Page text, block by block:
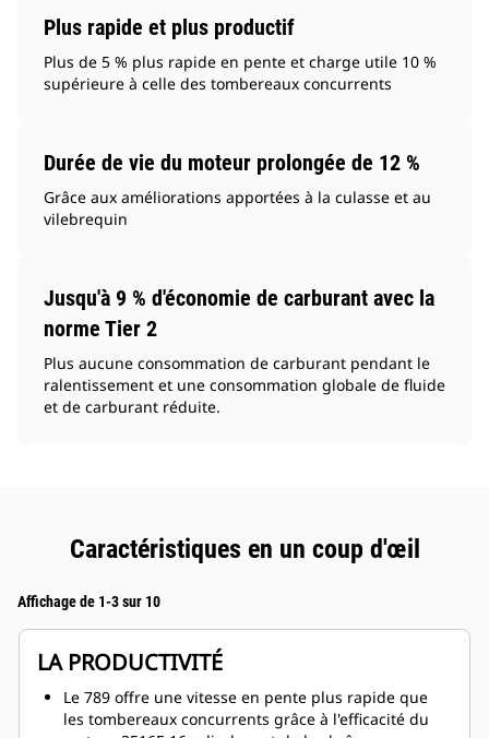
Plus rapide et plus productif
Plus de 5 % plus rapide en pente et charge utile 10 %
supérieure à celle des tombereaux concurrents
Durée de vie du moteur prolongée de 12 %
Grâce aux améliorations apportées à la culasse et au
vilebrequin
Jusqu'à 9 % d'économie de carburant avec la
norme Tier 2
Plus aucune consommation de carburant pendant le
ralentissement et une consommation globale de fluide
et de carburant réduite.
Caractéristiques en un coup d'œil
Affichage de 1-3 sur 10
LA PRODUCTIVITÉ
Le 789 offre une vitesse en pente plus rapide que
les tombereaux concurrents grâce à l'efficacité du